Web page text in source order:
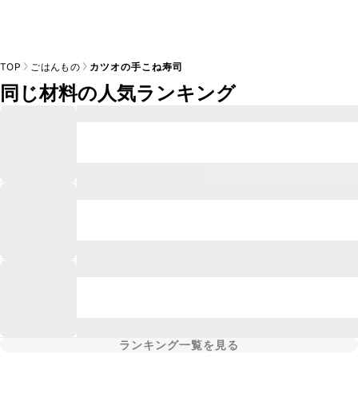
TOP ごはんもの カツオの手こね寿司
同じ材料の人気ランキング
ランキング一覧を見る